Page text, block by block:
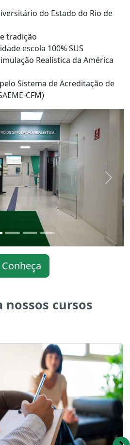
do Estado do Rio de
tradição
escola 100% SUS
Realística da América
Sistema de Acreditação de
CFM)
Next
Conheça
nossos cursos